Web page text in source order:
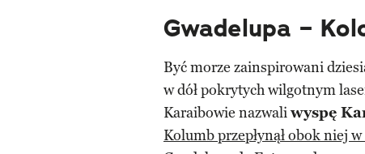
Gwadelupa –
Być morze zainspirowani
w dół pokrytych wilgotnym
Karaibowie nazwaliwyspę
Kolumb przepłynął obok niej